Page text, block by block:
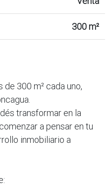
300 m²
300 m² cada uno,
transformar en la
a pensar en tu
inmobiliario a